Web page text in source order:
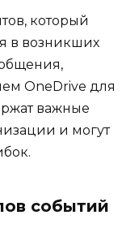
который
в возникших
OneDrive для
важные
и могут
событий